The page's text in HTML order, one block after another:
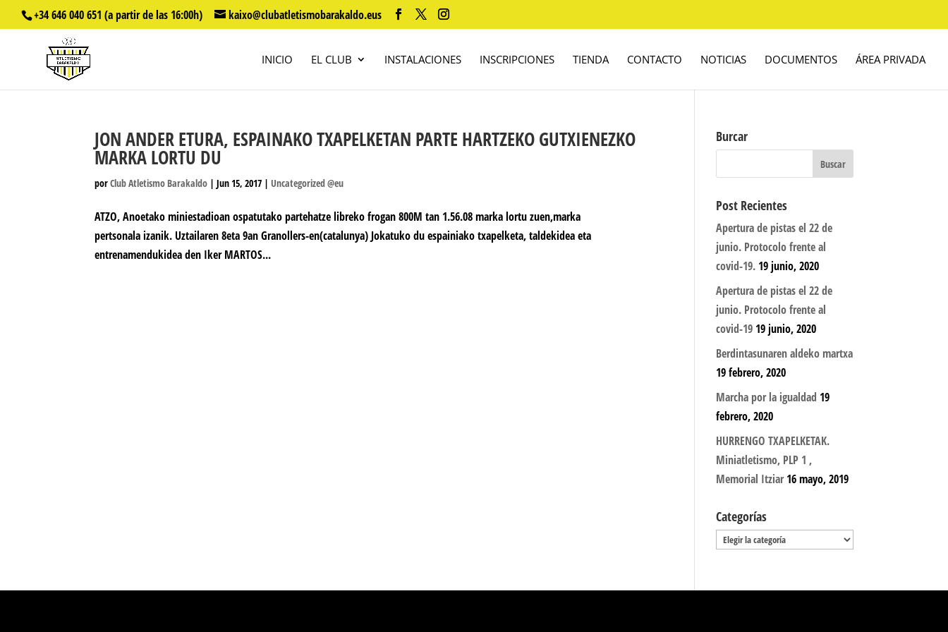
+34 646 040 651 (a partir de las 16:00h) kaixo@clubatletismobarakaldo.eus
INICIO EL CLUB INSTALACIONES INSCRIPCIONES TIENDA CONTACTO NOTICIAS DOCUMENTOS ÁREA PRIVADA
JON ANDER ETURA, ESPAINAKO TXAPELKETAN PARTE HARTZEKO GUTXIENEZKO
MARKA LORTU DU
porClub Atletismo Barakaldo |Jun 15, 2017 |Uncategorized @eu
ATZO, Anoetako miniestadioan ospatutako partehatze libreko frogan 800M tan 1.56.08 marka lortu zuen,marka
pertsonala izanik. Uztailaren 8eta 9an Granollers-en(catalunya) Jokatuko du espainiako txapelketa, taldekidea eta
entrenamendukidea den Iker MARTOS...
Burcar
Post Recientes
Apertura de pistas el 22 de
junio. Protocolo frente al
covid-19. 19 junio, 2020
Apertura de pistas el 22 de
junio. Protocolo frente al
covid-19 19 junio, 2020
Berdintasunaren aldeko martxa
19 febrero, 2020
Marcha por la igualdad 19
febrero, 2020
HURRENGO TXAPELKETAK.
Miniatletismo, PLP 1 ,
Memorial Itziar 16 mayo, 2019
Categorías
Categorías